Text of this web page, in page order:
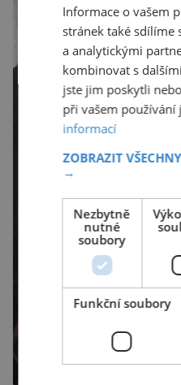
Informace o vašem
stránek také
a analytickými
kombinovat s
jste jim poskytli
při vašem používání
informací
ZOBRAZIT
→
Nezbytně
nutné
soubory
Funkční soubory